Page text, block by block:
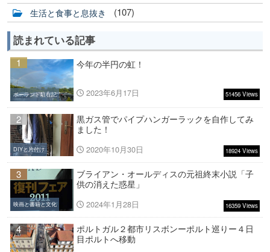
生活と食事と息抜き (107)
読まれている記事
1 今年の半円の虹！
ポーランド駐在記 2023年6月17日 51456 Views
2
黒ガス管でパイプハンガーラックを自作してみ
ました！
DIYと片付け 2020年10月30日 18924 Views
3
ブライアン・オールディスの元祖終末小説「子
供の消えた惑星」
映画と書籍と文化 2024年1月28日 16359 Views
4
ポルトガル２都市リスボンーポルト巡りー４日
目ポルトへ移動